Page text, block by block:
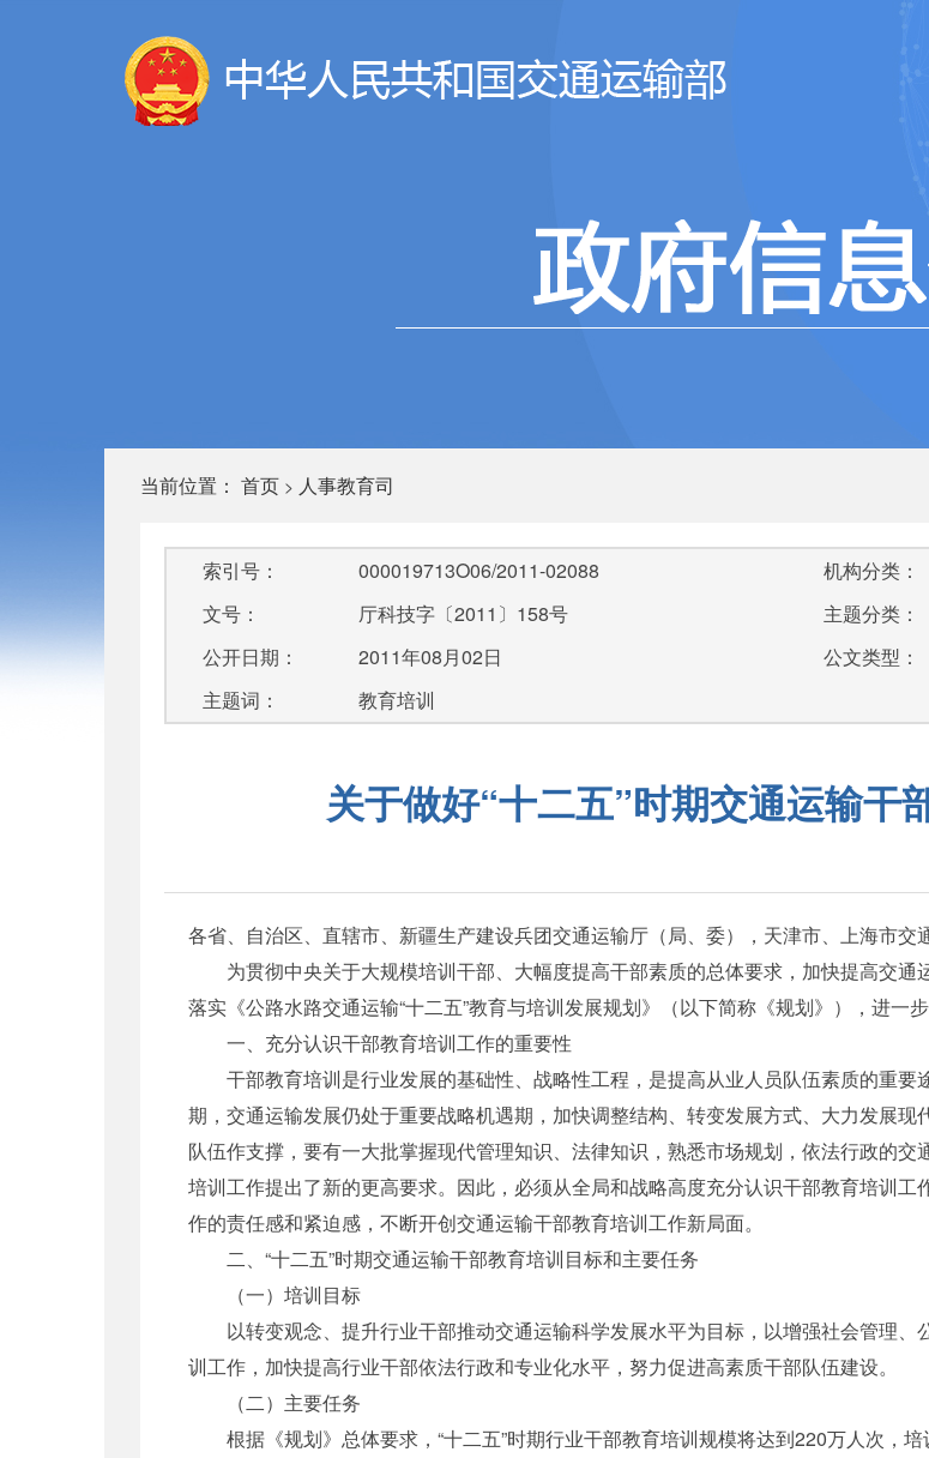
当前位置： 首页 > 人事教育司
索引号：
000019713O06/2011-02088
文号：
厅科技字〔2011〕158号
公开日期：
2011年08月02日
主题词：
教育培训
机构分类：
主题分类：
公文类型：
关于做好“十二五”时期交通运输干
各省、自治区、直辖市、新疆生产建设兵团交通运输厅（局、委），天津市、上海市交
为贯彻中央关于大规模培训干部、大幅度提高干部素质的总体要求，加快提高交通
落实《公路水路交通运输“十二五”教育与培训发展规划》（以下简称《规划》），进一
一、充分认识干部教育培训工作的重要性
干部教育培训是行业发展的基础性、战略性工程，是提高从业人员队伍素质的重要
期，交通运输发展仍处于重要战略机遇期，加快调整结构、转变发展方式、大力发展
队伍作支撑，要有一大批掌握现代管理知识、法律知识，熟悉市场规划，依法行政的
培训工作提出了新的更高要求。因此，必须从全局和战略高度充分认识干部教育培训
作的责任感和紧迫感，不断开创交通运输干部教育培训工作新局面。
二、“十二五”时期交通运输干部教育培训目标和主要任务
（一）培训目标
以转变观念、提升行业干部推动交通运输科学发展水平为目标，以增强社会管理、
训工作，加快提高行业干部依法行政和专业化水平，努力促进高素质干部队伍建设。
（二）主要任务
根据《规划》总体要求，“十二五”时期行业干部教育培训规模将达到220万人次，